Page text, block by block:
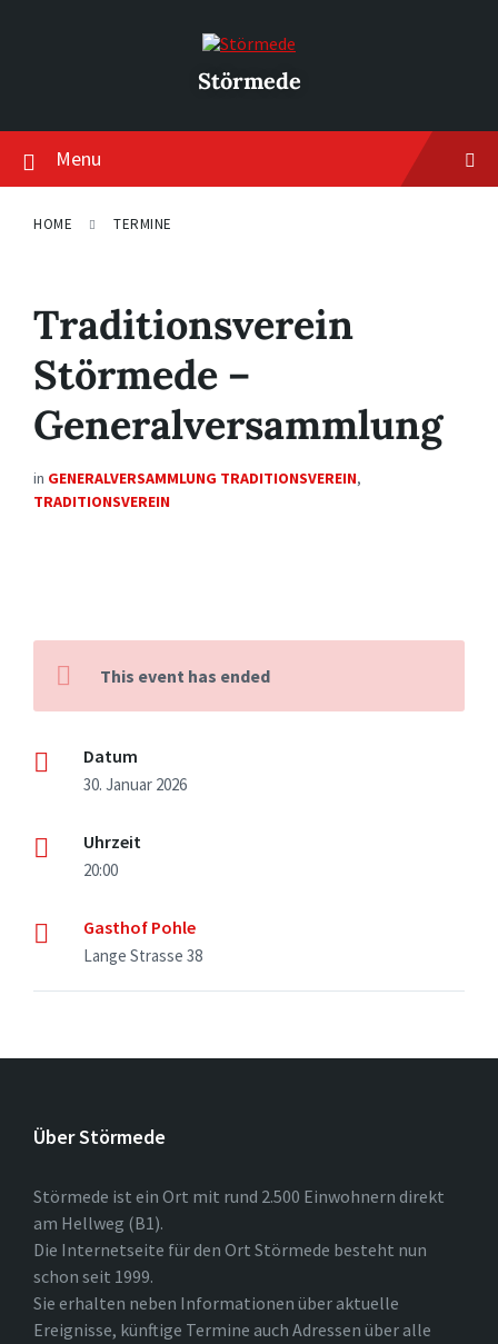
Störmede
Menu
HOME TERMINE
Traditionsverein
Störmede –
Generalversammlung
in GENERALVERSAMMLUNG TRADITIONSVEREIN,
TRADITIONSVEREIN
This event has ended
Datum
30. Januar 2026
Uhrzeit
20:00
Gasthof Pohle
Lange Strasse 38
Über Störmede
Störmede ist ein Ort mit rund 2.500 Einwohnern direkt
am Hellweg (B1).
Die Internetseite für den Ort Störmede besteht nun
schon seit 1999.
Sie erhalten neben Informationen über aktuelle
Ereignisse, künftige Termine auch Adressen über alle